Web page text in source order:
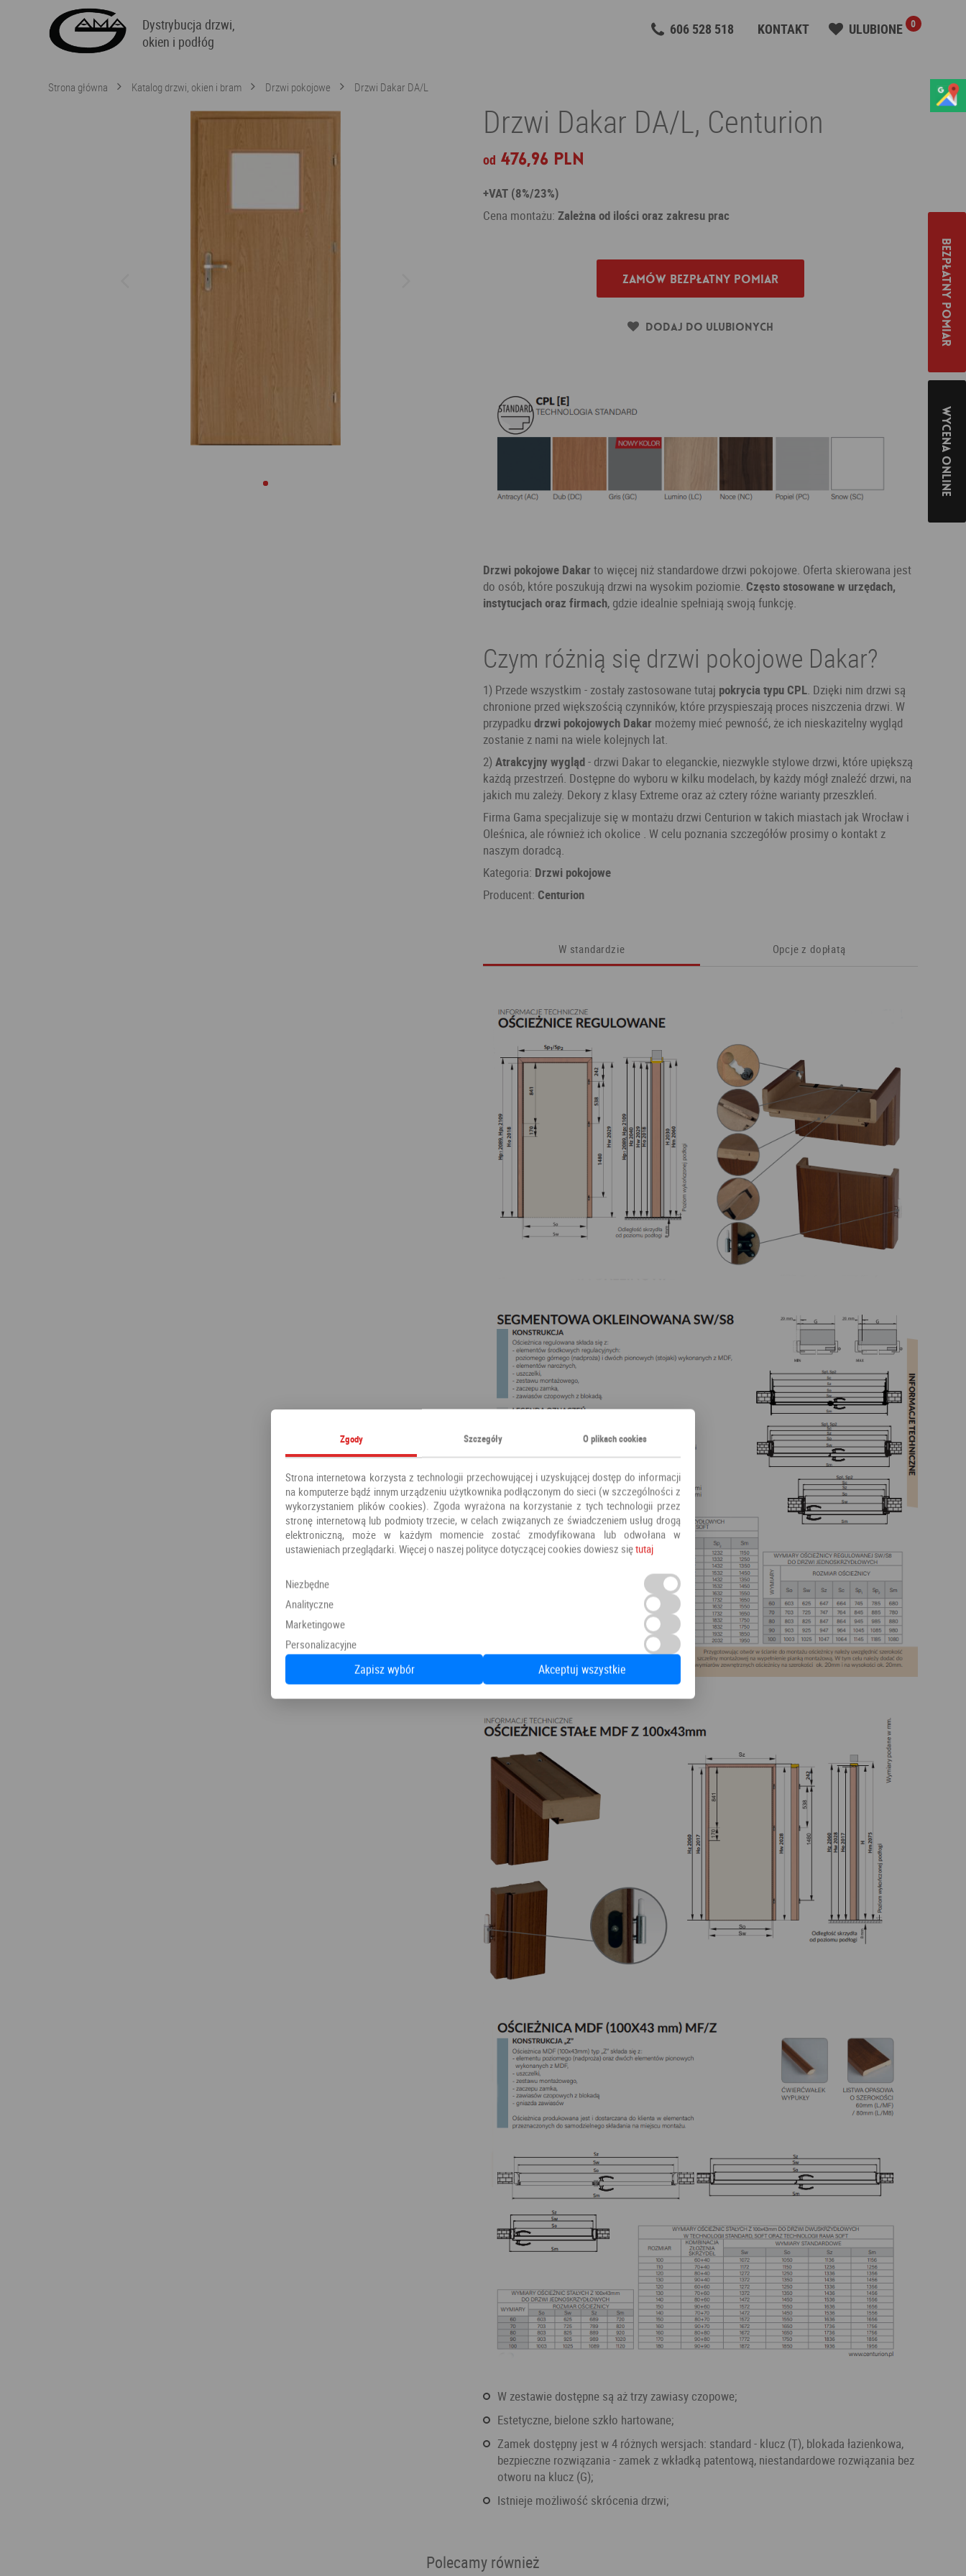
Dystrybucja drzwi,
okien i podłóg
606 528 518 KONTAKT ULUBIONE 0
Strona główna Katalog drzwi, okien i bram Drzwi pokojowe Drzwi Dakar DA/L
Drzwi Dakar DA/L, Centurion
od 476,96 PLN
+VAT (8%/23%)
Cena montażu: Zależna od ilości oraz zakresu prac
Zamów bezpłatny pomiar
Dodaj do ulubionych
Drzwi pokojowe Dakarto więcej niż standardowe drzwi pokojowe. Oferta skierowana jest
do osób, które poszukują drzwi na wysokim poziomie. Często stosowane w urzędach,
instytucjach oraz firmach, gdzie idealnie spełniają swoją funkcję.
Czym różnią się drzwi pokojowe Dakar?
1) Przede wszystkim - zostały zastosowane tutaj pokrycia typu CPL. Dzięki nim drzwi są
chronione przed większością czynników, które przyspieszają proces niszczenia drzwi. W
przypadku drzwi pokojowych Dakar możemy mieć pewność, że ich nieskazitelny wygląd
zostanie z nami na wiele kolejnych lat.
2) Atrakcyjny wygląd- drzwi Dakar to eleganckie, niezwykle stylowe drzwi, które upiększą
każdą przestrzeń. Dostępne do wyboru w kilku modelach, by każdy mógł znaleźć drzwi, na
jakich mu zależy. Dekory z klasy Extreme oraz aż cztery różne warianty przeszkleń.
Firma Gama specjalizuje się w montażu drzwi Centurion w takich miastach jak Wrocław i
Oleśnica, ale również ich okolice . W celu poznania szczegółów prosimy o kontakt z
naszym doradcą.
Kategoria: Drzwi pokojowe
Producent: Centurion
W standardzie Opcje z dopłatą
W zestawie dostępne są aż trzy zawiasy czopowe;
Estetyczne, bielone szkło hartowane;
Zamek dostępny jest w 4 różnych wersjach: standard - klucz (T), blokada łazienkowa,
bezpieczne rozwiązania - zamek z wkładką patentową, niestandardowe rozwiązania bez
otworu na klucz (G);
Istnieje możliwość skrócenia drzwi;
Polecamy również
Bezpłatny pomiar
Wycena online
Zgody Szczegóły O plikach cookies
Strona internetowa korzysta z technologii przechowującej i uzyskującej dostęp do informacji
na komputerze bądź innym urządzeniu użytkownika podłączonym do sieci (w szczególności z
wykorzystaniem plików cookies). Zgoda wyrażona na korzystanie z tych technologii przez
stronę internetową lub podmioty trzecie, w celach związanych ze świadczeniem usług drogą
elektroniczną, może w każdym momencie zostać zmodyfikowana lub odwołana w
ustawieniach przeglądarki. Więcej o naszej polityce dotyczącej cookies dowiesz siętutaj
Niezbędne
Analityczne
Marketingowe
Personalizacyjne
Zapisz wybór Akceptuj wszystkie